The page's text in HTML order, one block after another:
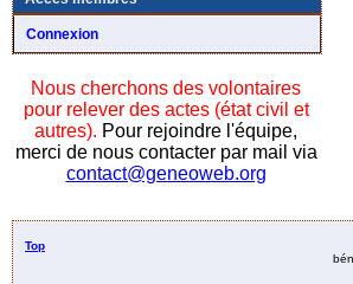
Connexion
Nous cherchons des volontaires
pour relever des actes (état civil et
autres). Pour rejoindre l'équipe,
merci de nous contacter par mail via
contact@geneoweb.org
Top